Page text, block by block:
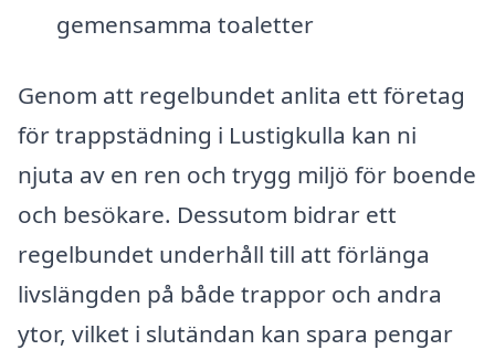
gemensamma toaletter
Genom att regelbundet anlita ett företag
för trappstädning i Lustigkulla kan ni
njuta av en ren och trygg miljö för boende
och besökare. Dessutom bidrar ett
regelbundet underhåll till att förlänga
livslängden på både trappor och andra
ytor, vilket i slutändan kan spara pengar